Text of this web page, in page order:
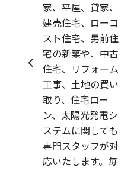
家、平屋、貸家、
建売住宅、ローコ
スト住宅、男前住
宅の新築や、中古
住宅、リフォーム
工事、土地の買い
取り、住宅ロー
ン、太陽光発電シ
ステムに関しても
専門スタッフが対
応いたします。毎